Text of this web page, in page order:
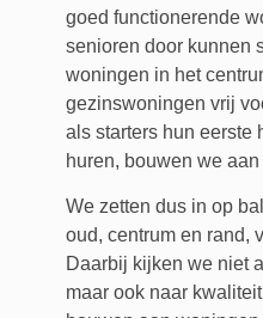
goed functionerende
senioren door kunnen
woningen in het
gezinswoningen vrij
als starters hun eerste
huren, bouwen we
We zetten dus in op
oud, centrum en rand,
Daarbij kijken we niet
maar ook naar